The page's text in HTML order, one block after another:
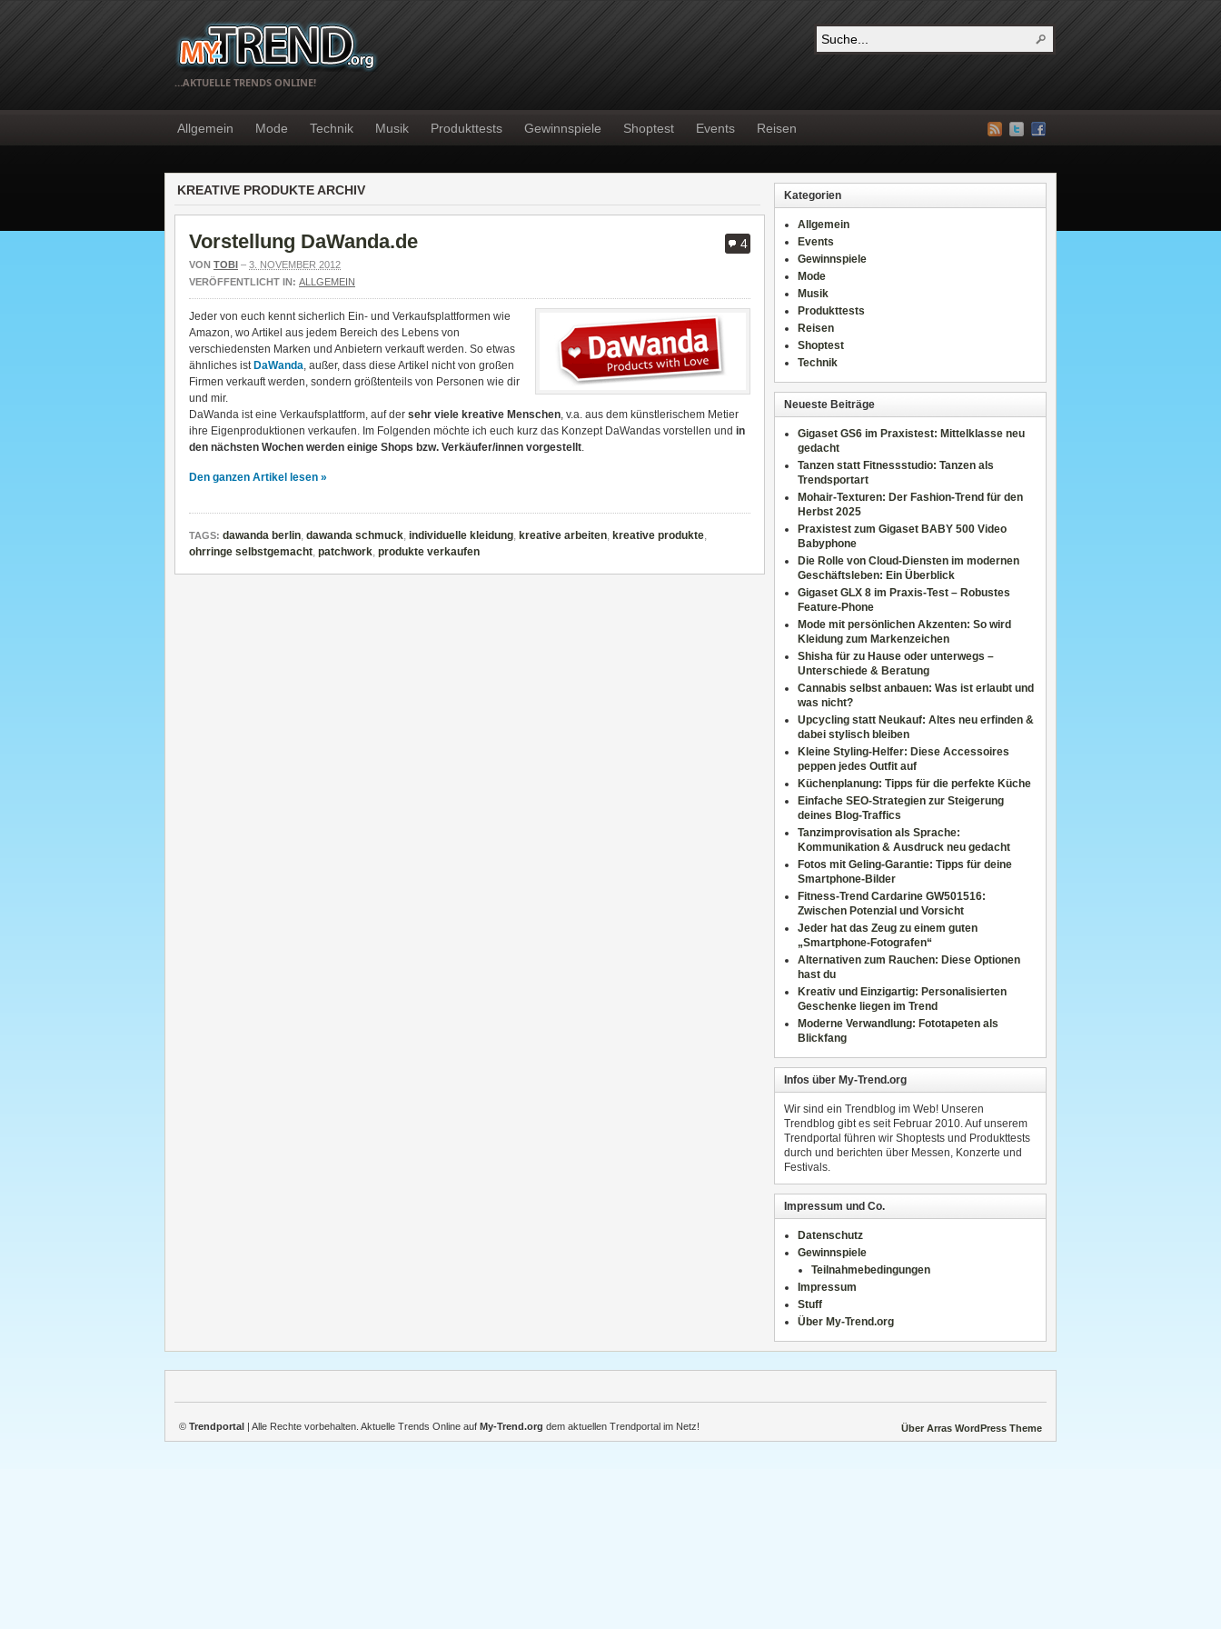
…AKTUELLE TRENDS ONLINE!
Allgemein Mode Technik Musik Produkttests Gewinnspiele Shoptest Events Reisen
KREATIVE PRODUKTE ARCHIV
4
Vorstellung DaWanda.de
VON TOBI – 3. NOVEMBER 2012
VERÖFFENTLICHT IN: ALLGEMEIN
Jeder von euch kennt sicherlich Ein- und Verkaufsplattformen wie
Amazon, wo Artikel aus jedem Bereich des Lebens von
verschiedensten Marken und Anbietern verkauft werden. So etwas
ähnliches ist DaWanda, außer, dass diese Artikel nicht von großen
Firmen verkauft werden, sondern größtenteils von Personen wie dir
und mir.
DaWanda ist eine Verkaufsplattform, auf der sehr viele kreative Menschen, v.a. aus dem künstlerischem Metier
ihre Eigenproduktionen verkaufen. Im Folgenden möchte ich euch kurz das Konzept DaWandas vorstellen und in
den nächsten Wochen werden einige Shops bzw. Verkäufer/innen vorgestellt.
Den ganzen Artikel lesen »
TAGS: dawanda berlin, dawanda schmuck, individuelle kleidung, kreative arbeiten, kreative produkte,
ohrringe selbstgemacht, patchwork, produkte verkaufen
Kategorien
Allgemein
Events
Gewinnspiele
Mode
Musik
Produkttests
Reisen
Shoptest
Technik
Neueste Beiträge
Gigaset GS6 im Praxistest: Mittelklasse neu
gedacht
Tanzen statt Fitnessstudio: Tanzen als
Trendsportart
Mohair-Texturen: Der Fashion-Trend für den
Herbst 2025
Praxistest zum Gigaset BABY 500 Video
Babyphone
Die Rolle von Cloud-Diensten im modernen
Geschäftsleben: Ein Überblick
Gigaset GLX 8 im Praxis-Test – Robustes
Feature-Phone
Mode mit persönlichen Akzenten: So wird
Kleidung zum Markenzeichen
Shisha für zu Hause oder unterwegs –
Unterschiede & Beratung
Cannabis selbst anbauen: Was ist erlaubt und
was nicht?
Upcycling statt Neukauf: Altes neu erfinden &
dabei stylisch bleiben
Kleine Styling-Helfer: Diese Accessoires
peppen jedes Outfit auf
Küchenplanung: Tipps für die perfekte Küche
Einfache SEO-Strategien zur Steigerung
deines Blog-Traffics
Tanzimprovisation als Sprache:
Kommunikation & Ausdruck neu gedacht
Fotos mit Geling-Garantie: Tipps für deine
Smartphone-Bilder
Fitness-Trend Cardarine GW501516:
Zwischen Potenzial und Vorsicht
Jeder hat das Zeug zu einem guten
„Smartphone-Fotografen“
Alternativen zum Rauchen: Diese Optionen
hast du
Kreativ und Einzigartig: Personalisierten
Geschenke liegen im Trend
Moderne Verwandlung: Fototapeten als
Blickfang
Infos über My-Trend.org
Wir sind ein Trendblog im Web! Unseren
Trendblog gibt es seit Februar 2010. Auf unserem
Trendportal führen wir Shoptests und Produkttests
durch und berichten über Messen, Konzerte und
Festivals.
Impressum und Co.
Datenschutz
Gewinnspiele
Teilnahmebedingungen
Impressum
Stuff
Über My-Trend.org
Über Arras WordPress Theme
© Trendportal | Alle Rechte vorbehalten. Aktuelle Trends Online auf My-Trend.org dem aktuellen Trendportal im Netz!